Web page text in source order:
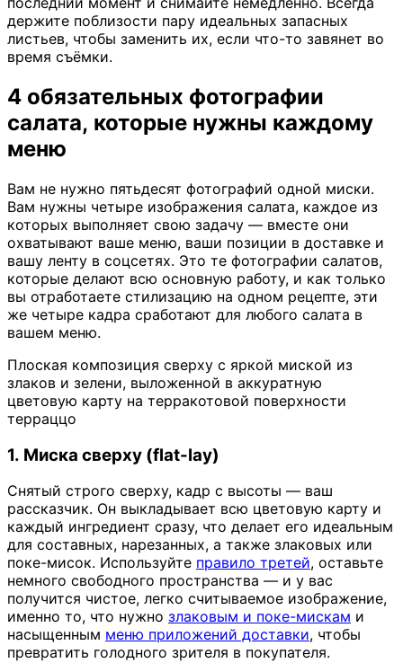
держите поблизости пару идеальных запасных
листьев, чтобы заменить их, если что-то завянет во
время съёмки.
4 обязательных фотографии
салата, которые нужны каждому
меню
Вам не нужно пятьдесят фотографий одной миски.
Вам нужны четыре изображения салата, каждое из
которых выполняет свою задачу — вместе они
охватывают ваше меню, ваши позиции в доставке и
вашу ленту в соцсетях. Это те фотографии салатов,
которые делают всю основную работу, и как только
вы отработаете стилизацию на одном рецепте, эти
же четыре кадра сработают для любого салата в
вашем меню.
Плоская композиция сверху с яркой миской из
злаков и зелени, выложенной в аккуратную
цветовую карту на терракотовой поверхности
терраццо
1. Миска сверху (flat-lay)
Снятый строго сверху, кадр с высоты — ваш
рассказчик. Он выкладывает всю цветовую карту и
каждый ингредиент сразу, что делает его идеальным
для составных, нарезанных, а также злаковых или
поке-мисок. Используйте правило третей, оставьте
немного свободного пространства — и у вас
получится чистое, легко считываемое изображение,
именно то, что нужно злаковым и поке-мискам и
насыщенным меню приложений доставки, чтобы
превратить голодного зрителя в покупателя.